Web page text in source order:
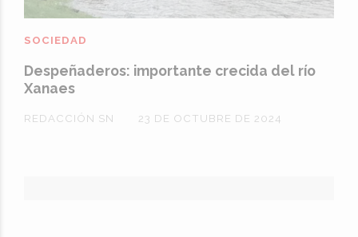
Despeñaderos: importante crecida del río
Xanaes
REDACCIÓN SN
SOCIEDAD
23 DE OCTUBRE DE 2024